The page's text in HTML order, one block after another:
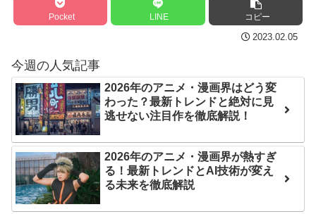
Powered by livedoor 相
【第7話予告】水10ドラ
マ『ラムネモンキー』 トレ
36歳の彼女と結婚したい
のに、家族が猛反対。家族
び出した… 他
「本気で潰しにきてる」
滝沢秀明の新オーディショ
ンが“まんまジャニーズ”とフ
Pocket LINE コピー
2023.02.05
今週の人気記事
2026年のアニメ・漫画界はどう変
わった？最新トレンドと絶対に見
逃せない注目作を徹底解説！
2026年のアニメ・漫画界が熱すぎ
る！最新トレンドとAI技術が変え
る未来を徹底解説